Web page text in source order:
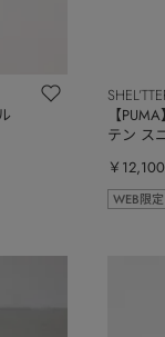
【
テン ス
￥12,100
WEB限定